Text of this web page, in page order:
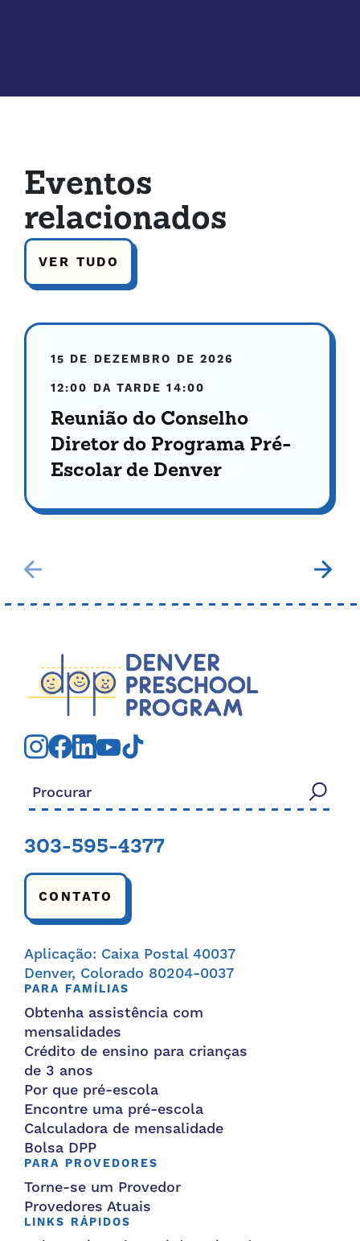
Eventos
relacionados
VER TUDO
15 DE DEZEMBRO DE 2026
12:00 DA TARDE 14:00
Reunião do Conselho
Diretor do Programa Pré-
Escolar de Denver
Procurar:
303-595-4377
CONTATO
Aplicação: Caixa Postal 40037
Denver, Colorado 80204-0037
PARA FAMÍLIAS
Obtenha assistência com
mensalidades
Crédito de ensino para crianças
de 3 anos
Por que pré-escola
Encontre uma pré-escola
Calculadora de mensalidade
Bolsa DPP
PARA PROVEDORES
Torne-se um Provedor
Provedores Atuais
LINKS RÁPIDOS